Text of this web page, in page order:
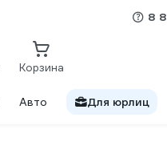
8
Корзина
Авто Для юрлиц